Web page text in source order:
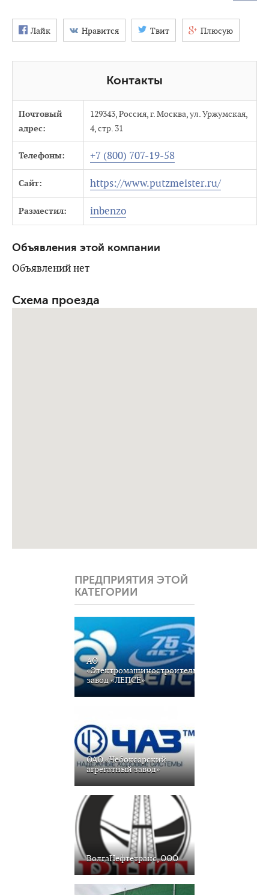
Лайк Нравится Твит Плюсую
Контакты
Почтовый
адрес:
129343, Россия, г. Москва, ул. Уржумская,
4, стр. 31
Телефоны: +7 (800) 707-19-58
Сайт: https://www.putzmeister.ru/
Разместил: inbenzo
Объявления этой компании
Объявлений нет
Схема проезда
ПРЕДПРИЯТИЯ ЭТОЙ
КАТЕГОРИИ
АО
«Электромашиностроительный
завод «ЛЕПСЕ»
ОАО «Чебоксарский
агрегатный завод»
ВолгаНефтетранс, ООО